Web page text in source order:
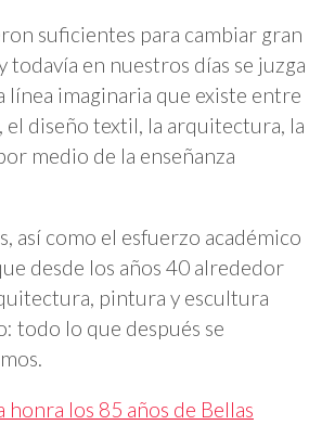
suficientes para cambiar gran
todavía en nuestros días se juzga
línea imaginaria que existe entre
el diseño textil, la arquitectura, la
medio de la enseñanza
así como el esfuerzo académico
desde los años 40 alrededor
pintura y escultura
todo lo que después se
los 85 años de Bellas